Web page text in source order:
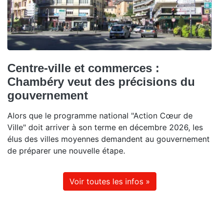
Centre-ville et commerces :
Chambéry veut des précisions du
gouvernement
Alors que le programme national "Action Cœur de
Ville" doit arriver à son terme en décembre 2026, les
élus des villes moyennes demandent au gouvernement
de préparer une nouvelle étape.
Voir toutes les infos »